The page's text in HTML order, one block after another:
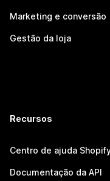
Marketing e conversão
Gestão da loja
Recursos
Centro de ajuda
Documentação da API